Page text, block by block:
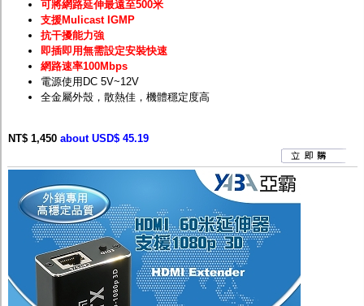
可將網路延伸最遠至500米
支援Mulicast IGMP
抗干擾能力強
即插即用無需設定安裝快速
網路速率100Mbps
電源使用DC 5V~12V
全金屬外殼，散熱佳，機體穩定度高
NT$ 1,450 about USD$ 45.19